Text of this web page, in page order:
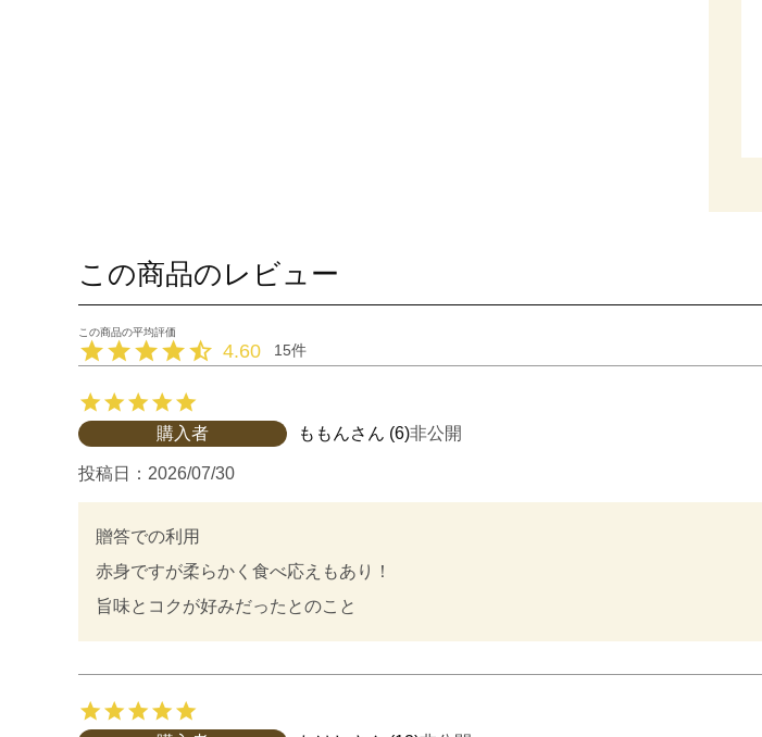
この商品のレビュー
4.60 15
ももん 6
購入者 非公開
投稿日 2026/07/30
贈答での利用
赤身ですが柔らかく食べ応えもあり！
旨味とコクが好みだったとのこと